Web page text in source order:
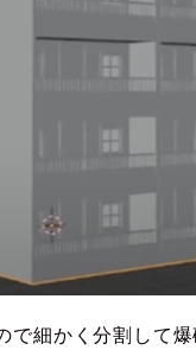
で細かく分割して爆